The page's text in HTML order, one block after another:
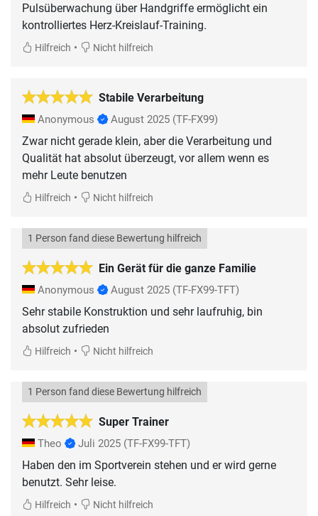
Pulsüberwachung über Handgriffe ermöglicht ein
Hilfreich • Nicht hilfreich
Stabile Verarbeitung
Anonymous August 2025 (TF-FX99)
Zwar nicht gerade klein, aber die Verarbeitung und
Qualität hat absolut überzeugt, vor allem wenn es
mehr Leute benutzen
Hilfreich • Nicht hilfreich
Ein Gerät für die ganze Familie
1 Person fand diese Bewertung hilfreich
Anonymous August 2025 (TF-FX99-TFT)
Sehr stabile Konstruktion und sehr laufruhig, bin
absolut zufrieden
Hilfreich • Nicht hilfreich
Super Trainer
1 Person fand diese Bewertung hilfreich
Theo Juli 2025 (TF-FX99-TFT)
Haben den im Sportverein stehen und er wird gerne
benutzt. Sehr leise.
Hilfreich • Nicht hilfreich